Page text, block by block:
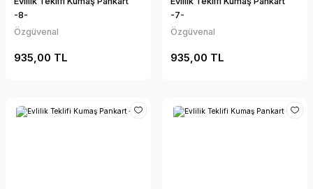
-8-
Özgüvenal
935,00 TL
-7-
Özgüvenal
935,00 TL